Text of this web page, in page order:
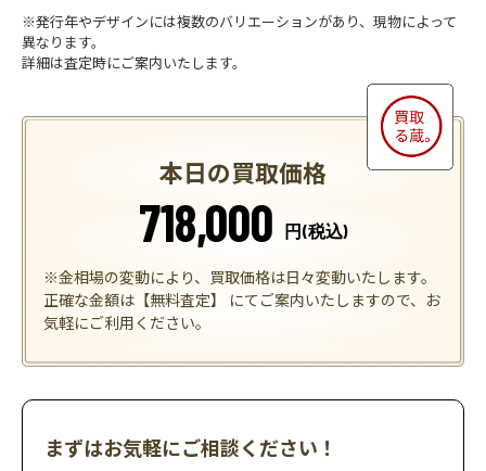
※発行年やデザインには複数のバリエーションがあり、現物によって
異なります。
詳細は査定時にご案内いたします。
本日の買取価格
718,000 円(税込)
※金相場の変動により、買取価格は日々変動いたします。
正確な金額は【無料査定】 にてご案内いたしますので、お
気軽にご利用ください。
まずはお気軽にご相談ください！